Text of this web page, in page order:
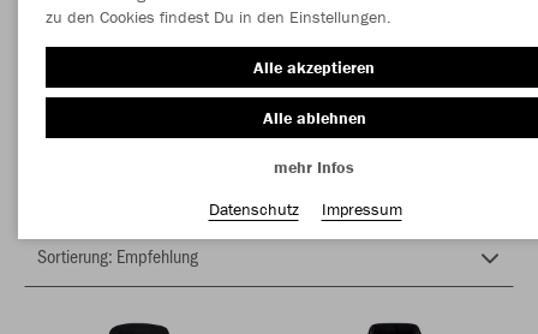
Die Macht vom Taterbusch
zu den Cookies findest Du in den Einstellungen.
Alle akzeptieren
Alle ablehnen
mehr Infos
Datenschutz
Impressum